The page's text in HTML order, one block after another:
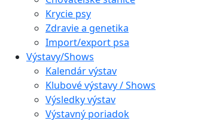
Krycie psy
Zdravie a genetika
Import/export psa
Výstavy/Shows
Kalendár výstav
Klubové výstavy / Shows
Výsledky výstav
Výstavný poriadok